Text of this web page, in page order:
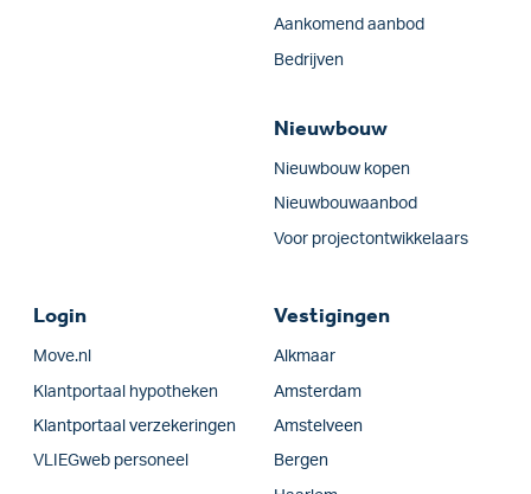
Aankomend aanbod
Bedrijven
Nieuwbouw
Nieuwbouw kopen
Nieuwbouwaanbod
Voor projectontwikkelaars
Login
Move.nl
Klantportaal hypotheken
Klantportaal verzekeringen
VLIEGweb personeel
Vestigingen
Alkmaar
Amsterdam
Amstelveen
Bergen